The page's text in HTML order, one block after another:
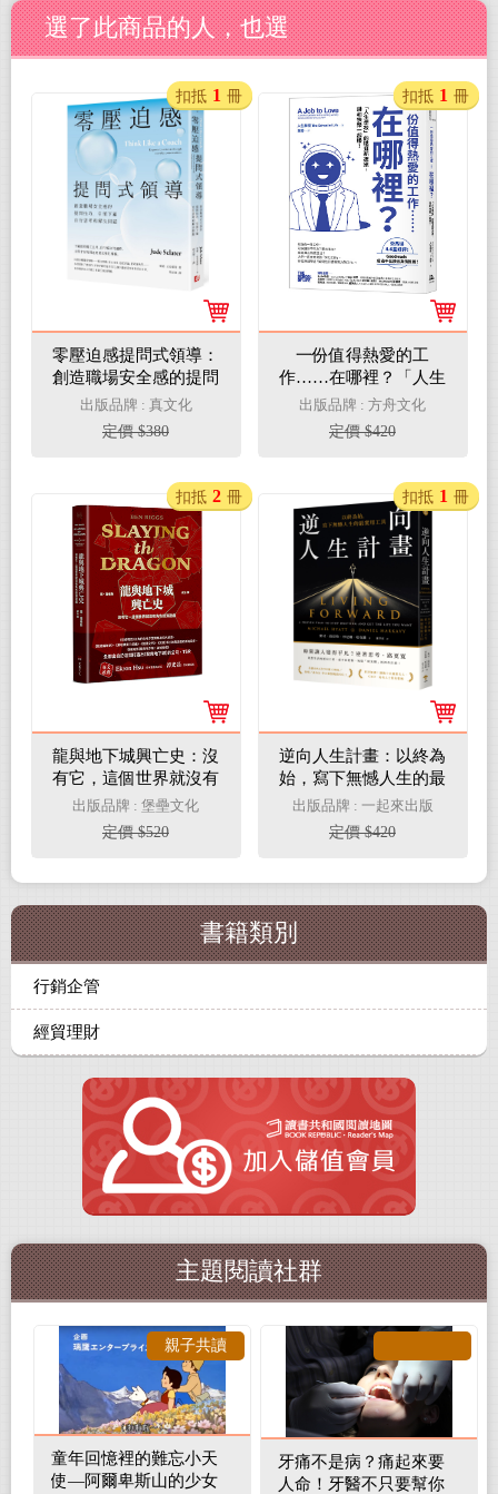
選了此商品的人，也選
零壓迫感提問式領導：
創造職場安全感的提問
技巧，引領下屬自行思
考和解決問題
出版品牌 : 真文化
定價 $380
扣抵 1 冊
一份值得熱愛的工
作……在哪裡？「人生
學校」的職涯新提案，
錢和快樂一起賺！
出版品牌 : 方舟文化
定價 $420
扣抵 1 冊
龍與地下城興亡史：沒
有它，這個世界就沒有
角色扮演遊戲
出版品牌 : 堡壘文化
定價 $520
扣抵 2 冊
逆向人生計畫：以終為
始，寫下無憾人生的最
實用工具
出版品牌 : 一起來出版
定價 $420
扣抵 1 冊
書籍類別
行銷企管
經貿理財
主題閱讀社群
童年回憶裡的難忘小天
使—阿爾卑斯山的少女
親子共讀
牙痛不是病？痛起來要
人命！牙醫不只要幫你